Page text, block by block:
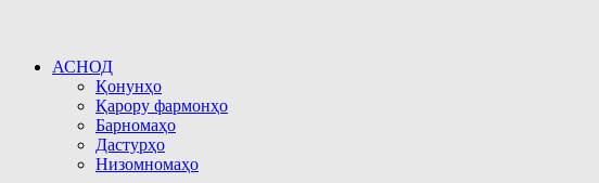
АСНОД
Қонунҳо
Қарору фармонҳо
Барномаҳо
Дастурҳо
Низомномаҳо